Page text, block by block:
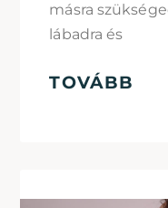
másra
lábadra és
TOVÁBB